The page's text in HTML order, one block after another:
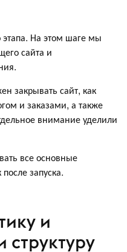
этапа. На этом шаге мы
сайта и
закрывать сайт, как
и заказами, а также
внимание уделили
все основные
запуска.
и
структуру